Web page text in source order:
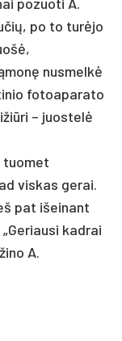
po to turėjo
nusmelkė
fotoaparato
– juostelė
tuomet
viskas gerai.
pat išeinant
kadrai
A.